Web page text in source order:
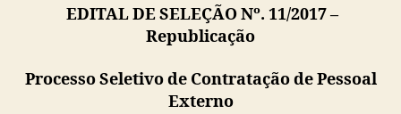
EDITAL DE SELEÇÃO Nº. 11/2017 –
Republicação
Processo Seletivo de Contratação de Pessoal
Externo